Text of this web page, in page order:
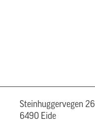
Steinhuggervegen 26
6490 Eide